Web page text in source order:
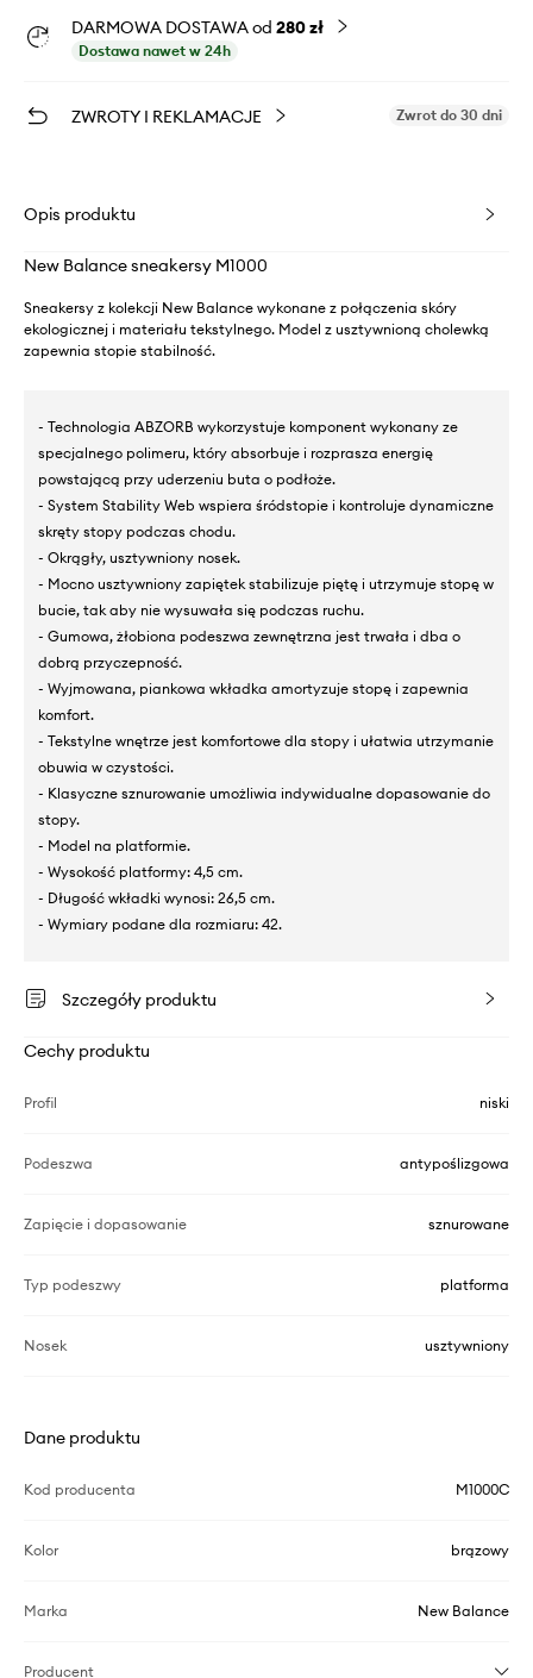
DARMOWA DOSTAWA od 280 zł
Dostawa nawet w 24h
ZWROTY I REKLAMACJE Zwrot do 30 dni
Opis produktu
New Balance sneakersy M1000
Sneakersy z kolekcji New Balance wykonane z połączenia skóry
ekologicznej i materiału tekstylnego. Model z usztywnioną cholewką
zapewnia stopie stabilność.
- Technologia ABZORB wykorzystuje komponent wykonany ze
specjalnego polimeru, który absorbuje i rozprasza energię
powstającą przy uderzeniu buta o podłoże.
- System Stability Web wspiera śródstopie i kontroluje dynamiczne
skręty stopy podczas chodu.
- Okrągły, usztywniony nosek.
- Mocno usztywniony zapiętek stabilizuje piętę i utrzymuje stopę w
bucie, tak aby nie wysuwała się podczas ruchu.
- Gumowa, żłobiona podeszwa zewnętrzna jest trwała i dba o
dobrą przyczepność.
- Wyjmowana, piankowa wkładka amortyzuje stopę i zapewnia
komfort.
- Tekstylne wnętrze jest komfortowe dla stopy i ułatwia utrzymanie
obuwia w czystości.
- Klasyczne sznurowanie umożliwia indywidualne dopasowanie do
stopy.
- Model na platformie.
- Wysokość platformy: 4,5 cm.
- Długość wkładki wynosi: 26,5 cm.
- Wymiary podane dla rozmiaru: 42.
Szczegóły produktu
Cechy produktu
Profil niski
Podeszwa antypoślizgowa
Zapięcie i dopasowanie sznurowane
Typ podeszwy platforma
Nosek usztywniony
Dane produktu
Kod producenta M1000C
Kolor brązowy
Marka New Balance
Producent